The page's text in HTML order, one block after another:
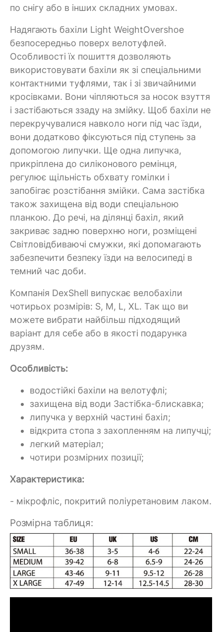
по снігу або в інших складних умовах.
Надягають бахіли Light WeightOvershoe
безпосередньо поверх велотуфлей.
Особливості їх пошиття дозволяють
використовувати бахіли як зі спеціальними
контактними туфлями, так і зі звичайними
кросівками. Вони чіпляються за носок взуття
і застібаються ззаду на змійку. Щоб бахіли не
перекручувалися навколо ноги під час їзди,
вони додатково фіксуються під ступень за
допомогою липучки. Ще одна липучка,
прикріплена до силіконового ремінця,
регулює щільність обхвату гомілки і
запобігає розстібання змійки. Сама застібка
також захищена від води спеціальною
планкою. До речі, на ділянці бахіл, який
закриває задню поверхню ноги, розміщені
Світловідбиваючі смужки, які допомагають
забезпечити безпеку їзди на велосипеді в
темний час доби.
Компанія DexShell випускає велобахіли
чотирьох розмірів: S, M, L, XL. Так що ви
можете вибрати найбільш підходящий
варіант для себе або в якості подарунка
друзям.
Особливість:
водостійкі бахіли на велотуфлі;
захищена від води Застібка-блискавка;
липучка у верхній частині бахіл;
відкрита стопа з захопленням на липучці;
легкий матеріал;
чотири розмірних позиції;
Характеристика:
- мікрофліс, покритий поліуретановим лаком.
Розмірна таблиця: